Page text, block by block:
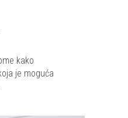
kako
je moguća